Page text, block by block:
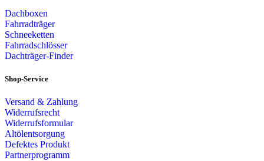
Dachboxen
Fahrradträger
Schneeketten
Fahrradschlösser
Dachträger-Finder
Shop-Service
Versand & Zahlung
Widerrufsrecht
Widerrufsformular
Altölentsorgung
Defektes Produkt
Partnerprogramm